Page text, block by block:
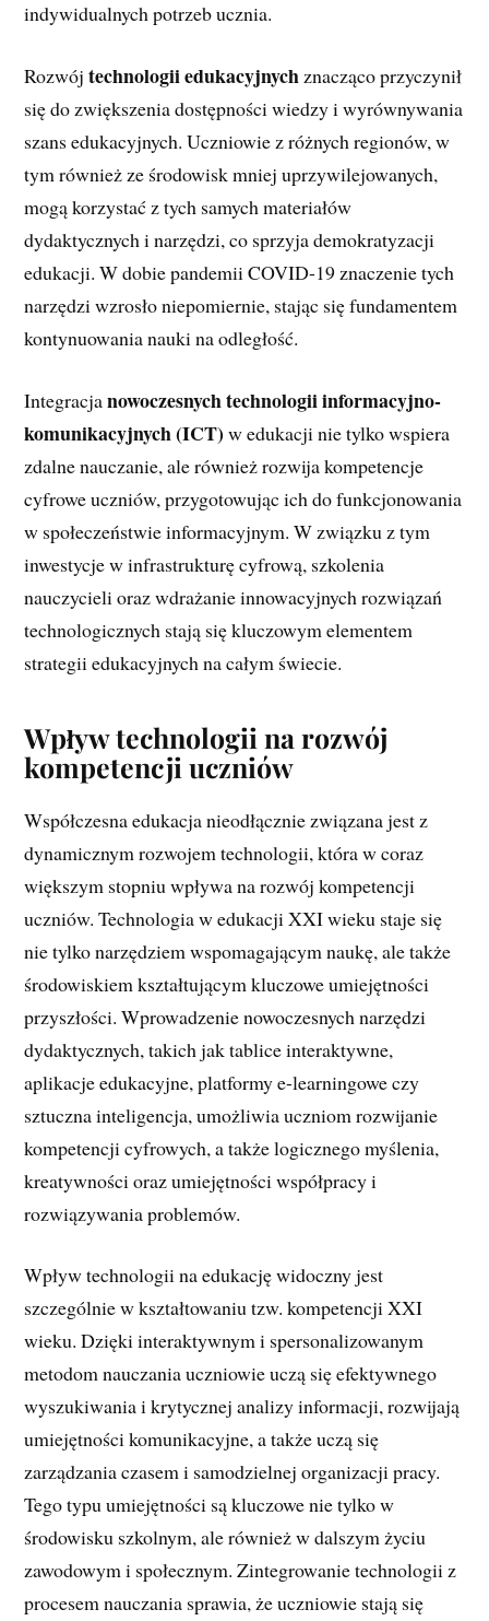
indywidualnych potrzeb ucznia.
Rozwójtechnologii edukacyjnychznacząco przyczynił
się do zwiększenia dostępności wiedzy i wyrównywania
szans edukacyjnych. Uczniowie z różnych regionów, w
tym również ze środowisk mniej uprzywilejowanych,
mogą korzystać z tych samych materiałów
dydaktycznych i narzędzi, co sprzyja demokratyzacji
edukacji. W dobie pandemii COVID-19 znaczenie tych
narzędzi wzrosło niepomiernie, stając się fundamentem
kontynuowania nauki na odległość.
Integracjanowoczesnych technologii informacyjno-
komunikacyjnych (ICT) w edukacji nie tylko wspiera
zdalne nauczanie, ale również rozwija kompetencje
cyfrowe uczniów, przygotowując ich do funkcjonowania
w społeczeństwie informacyjnym. W związku z tym
inwestycje w infrastrukturę cyfrową, szkolenia
nauczycieli oraz wdrażanie innowacyjnych rozwiązań
technologicznych stają się kluczowym elementem
strategii edukacyjnych na całym świecie.
Wpływ technologii na rozwój
kompetencji uczniów
Współczesna edukacja nieodłącznie związana jest z
dynamicznym rozwojem technologii, która w coraz
większym stopniu wpływa na rozwój kompetencji
uczniów. Technologia w edukacji XXI wieku staje się
nie tylko narzędziem wspomagającym naukę, ale także
środowiskiem kształtującym kluczowe umiejętności
przyszłości. Wprowadzenie nowoczesnych narzędzi
dydaktycznych, takich jak tablice interaktywne,
aplikacje edukacyjne, platformy e-learningowe czy
sztuczna inteligencja, umożliwia uczniom rozwijanie
kompetencji cyfrowych, a także logicznego myślenia,
kreatywności oraz umiejętności współpracy i
rozwiązywania problemów.
Wpływ technologii na edukację widoczny jest
szczególnie w kształtowaniu tzw. kompetencji XXI
wieku. Dzięki interaktywnym i spersonalizowanym
metodom nauczania uczniowie uczą się efektywnego
wyszukiwania i krytycznej analizy informacji, rozwijają
umiejętności komunikacyjne, a także uczą się
zarządzania czasem i samodzielnej organizacji pracy.
Tego typu umiejętności są kluczowe nie tylko w
środowisku szkolnym, ale również w dalszym życiu
zawodowym i społecznym. Zintegrowanie technologii z
procesem nauczania sprawia, że uczniowie stają się